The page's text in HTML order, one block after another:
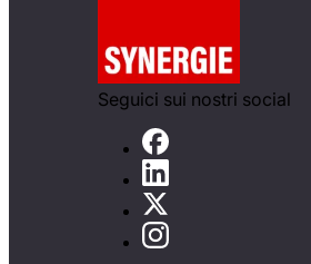
Seguici sui nostri social